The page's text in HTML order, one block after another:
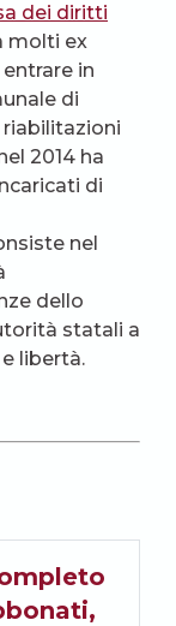
dei diritti
molti ex
in
di
riabilitazioni
2014 ha
di
nel
dello
statali a
libertà.